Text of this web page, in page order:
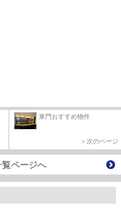
東門おすすめ物件
＞次のページ
ページへ